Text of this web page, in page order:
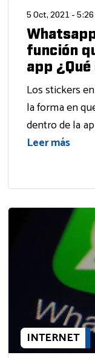
5 Oct, 2021 -
función
app ¿Qué
Los stickers
la forma en
dentro de la
Leer más
INTERNET